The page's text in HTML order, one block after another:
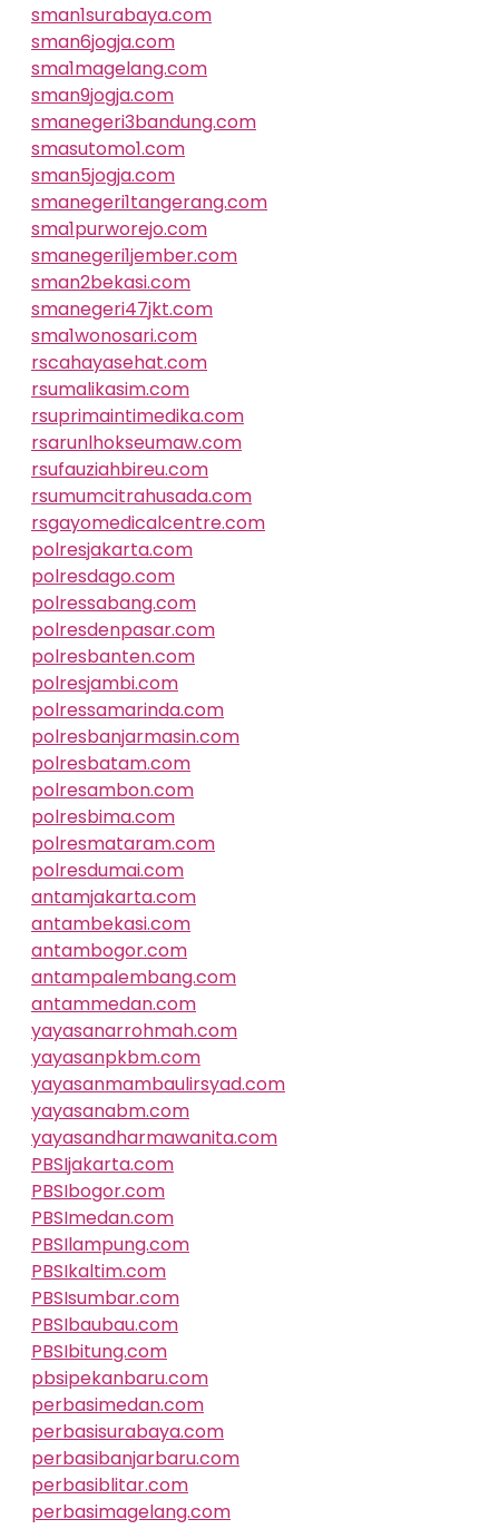
sman1surabaya.com
sman6jogja.com
sma1magelang.com
sman9jogja.com
smanegeri3bandung.com
smasutomo1.com
sman5jogja.com
smanegeri1tangerang.com
sma1purworejo.com
smanegeri1jember.com
sman2bekasi.com
smanegeri47jkt.com
sma1wonosari.com
rscahayasehat.com
rsumalikasim.com
rsuprimaintimedika.com
rsarunlhokseumaw.com
rsufauziahbireu.com
rsumumcitrahusada.com
rsgayomedicalcentre.com
polresjakarta.com
polresdago.com
polressabang.com
polresdenpasar.com
polresbanten.com
polresjambi.com
polressamarinda.com
polresbanjarmasin.com
polresbatam.com
polresambon.com
polresbima.com
polresmataram.com
polresdumai.com
antamjakarta.com
antambekasi.com
antambogor.com
antampalembang.com
antammedan.com
yayasanarrohmah.com
yayasanpkbm.com
yayasanmambaulirsyad.com
yayasanabm.com
yayasandharmawanita.com
PBSIjakarta.com
PBSIbogor.com
PBSImedan.com
PBSIlampung.com
PBSIkaltim.com
PBSIsumbar.com
PBSIbaubau.com
PBSIbitung.com
pbsipekanbaru.com
perbasimedan.com
perbasisurabaya.com
perbasibanjarbaru.com
perbasiblitar.com
perbasimagelang.com